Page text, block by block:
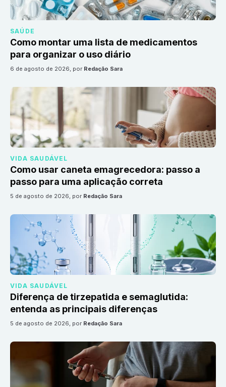
SAÚDE
Como montar uma lista de medicamentos
para organizar o uso diário
6 de agosto de 2026, por Redação Sara
VIDA SAUDÁVEL
Como usar caneta emagrecedora: passo a
passo para uma aplicação correta
5 de agosto de 2026, por Redação Sara
VIDA SAUDÁVEL
Diferença de tirzepatida e semaglutida:
entenda as principais diferenças
5 de agosto de 2026, por Redação Sara